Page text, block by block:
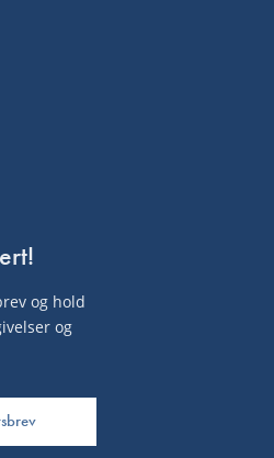
og hold
og